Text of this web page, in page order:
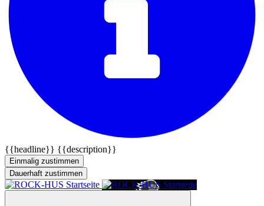
{{headline}} {{description}}
Einmalig zustimmen
Dauerhaft zustimmen